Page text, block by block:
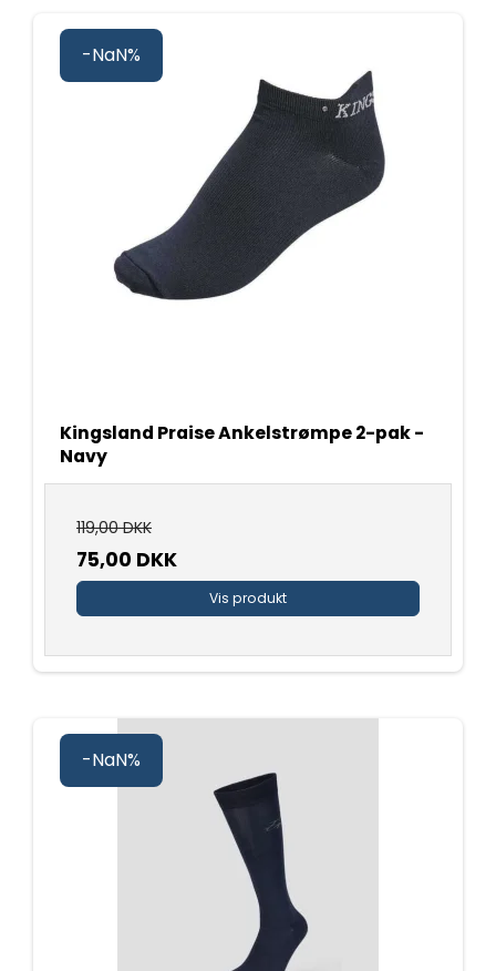
-NaN%
Kingsland Praise Ankelstrømpe 2-pak -
Navy
119,00 DKK
75,00 DKK
Vis produkt
-NaN%